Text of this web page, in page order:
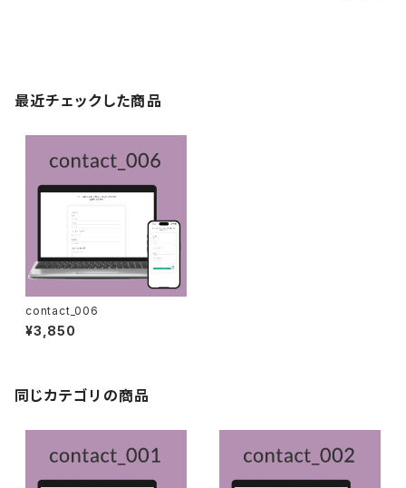
最近チェックした商品
contact_006
¥3,850
同じカテゴリの商品